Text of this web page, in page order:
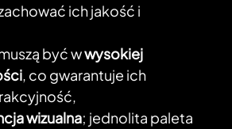
ich jakość i
być wwysokiej
, co gwarantuje ich
wizualna; jednolita paleta